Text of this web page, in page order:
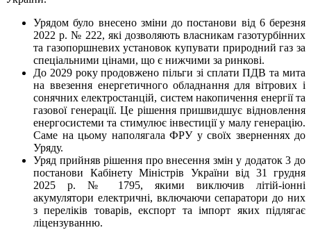
Урядом було внесено зміни до постанови від 6 березня
2022 р. № 222, які дозволяють власникам газотурбінних
та газопоршневих установок купувати природний газ за
спеціальними цінами, що є нижчими за ринкові.
До 2029 року продовжено пільги зі сплати ПДВ та мита
на ввезення енергетичного обладнання для вітрових і
сонячних електростанцій, систем накопичення енергії та
газової генерації. Це рішення пришвидшує відновлення
енергосистеми та стимулює інвестиції у малу генерацію.
Саме на цьому наполягала ФРУ у своїх зверненнях до
Уряду.
Уряд прийняв рішення про внесення змін у додаток 3 до
постанови Кабінету Міністрів України від 31 грудня
2025 р. № 1795, якими виключив літій-іонні
акумулятори електричні, включаючи сепаратори до них
з переліків товарів, експорт та імпорт яких підлягає
ліцензуванню.